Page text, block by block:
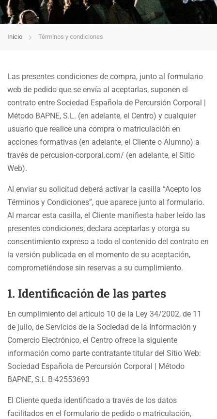
Inicio Términos y condiciones
Las presentes condiciones de compra, junto al formulario
web de pedido que se envía al aceptarlas, suponen el
contrato entre Sociedad Española de Percursión Corporal |
Método BAPNE, S.L. (en adelante, el Centro) y cualquier
usuario que realice una compra o matriculación en
acciones formativas (en adelante, el Cliente o Alumno) a
través de percusion-corporal.com/ (en adelante, el Sitio
Web).
Al enviar su solicitud deberá activar la casilla “Acepto los
Términos y Condiciones”, que aparece junto al formulario.
Al marcar esta casilla, el Cliente manifiesta haber leído las
presentes condiciones, declara aceptarlas y otorga su
consentimiento expreso a todo el contenido del contrato en
la versión publicada en el momento de su aceptación,
comprometiéndose sin reservas a su cumplimiento.
1. Identificación de las partes
En cumplimiento del artículo 10 de la Ley 34/2002, de 11
de julio, de Servicios de la Sociedad de la Información y
Comercio Electrónico, el Centro ofrece la siguiente
información como parte contratante titular del Sitio Web:
Sociedad Española de Percursión Corporal | Método
BAPNE, S.L B-42553693
El Cliente queda identificado a través de los datos
facilitados en el formulario de pedido o matriculación,